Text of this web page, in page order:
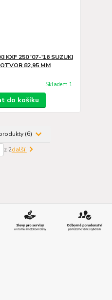
KXF 250 '07-'16 SUZUKI
82,95 MM
Skladem 1
do košíku
(6)
z 2další